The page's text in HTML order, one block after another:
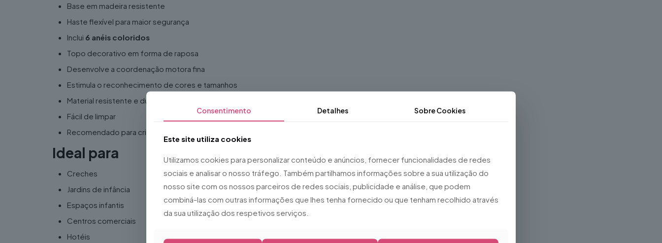
Base em madeira resistente
Haste flexível para maior segurança
Inclui 6 anéis coloridos
Topo decorativo em forma de raposa
Desenvolve a coordenação motora fina
Estimula o reconhecimento de cores e tamanhos
Material resistente e durável
Fácil de limpar
Recomendado para crianças a partir dos
Ideal para
Creches
Jardins de infância
Espaços infantis
Centros comerciais
Hotéis
Consentimento Detalhes SobreCookies
Este site utiliza cookies
Utilizamos cookies para personalizar conteúdo e anúncios, fornecer funcionalidades de redes
sociais e analisar o nosso tráfego. Também partilhamos informações sobre a sua utilização do
nosso site com os nossos parceiros de redes sociais, publicidade e análise, que podem
combiná-las com outras informações que lhes tenha fornecido ou que tenham recolhido através
da sua utilização dos respetivos serviços.